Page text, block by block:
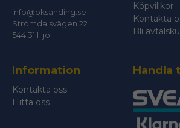
Skicka fråga
info@pksanding.se
Strömdalsvägen 22
544 31 Hjo
Köpvillkor
Kontakta
Bli
Information
Kontakta oss
Hitta oss
Handla